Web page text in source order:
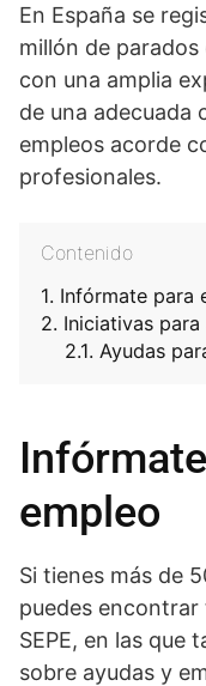
En España se
millón de
con una amplia
de una adecuada
empleos acorde
profesionales.
Contenido
Infórmate para
Iniciativas
Ayudas
empleo
Si tienes más de
puedes encontrar
SEPE, en las que
sobre ayudas y